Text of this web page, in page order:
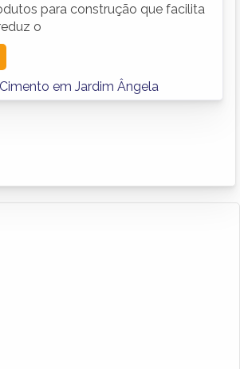
para construção que facilita
o
em Jardim Ângela